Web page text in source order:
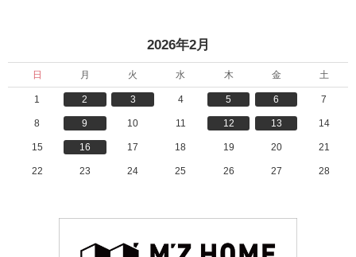
2026年2月
日 月 火 水 木 金 土
1 2 3 4 5 6 7
8 9 10 11 12 13 14
15 16 17 18 19 20 21
22 23 24 25 26 27 28